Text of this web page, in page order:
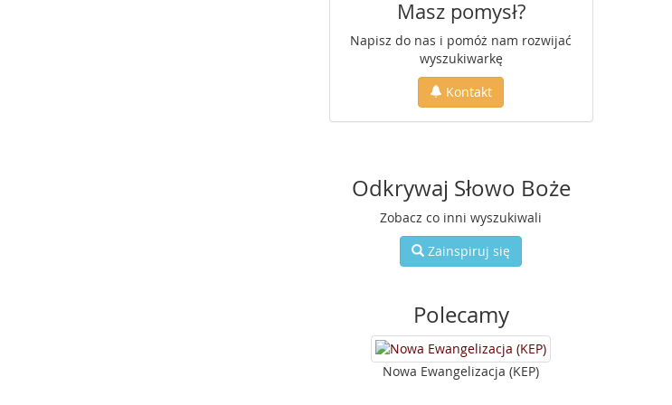
Masz pomysł?
Napisz do nas i pomóż nam rozwijać
wyszukiwarkę
Kontakt
Odkrywaj Słowo Boże
Zobacz co inni wyszukiwali
Zainspiruj się
Polecamy
Nowa Ewangelizacja (KEP)